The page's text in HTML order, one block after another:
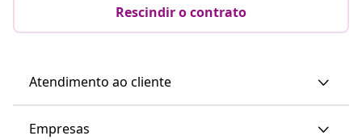
Rescindir o contrato
Atendimento ao cliente
Empresas